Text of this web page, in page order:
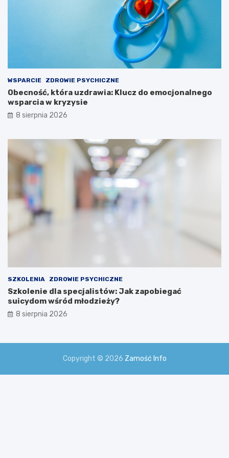
WSPARCIE ZDROWIE PSYCHICZNE
Obecność, która uzdrawia: Klucz do emocjonalnego
wsparcia w kryzysie
8 sierpnia 2026
SZKOLENIA ZDROWIE PSYCHICZNE
Szkolenie dla specjalistów: Jak zapobiegać
suicydom wśród młodzieży?
8 sierpnia 2026
Copyright © 2026 Zamość Info